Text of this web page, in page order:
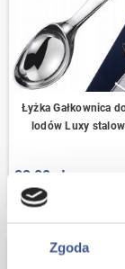
Zgoda
Łyżka Gałkownica
lodów Luxy
22,00 zł